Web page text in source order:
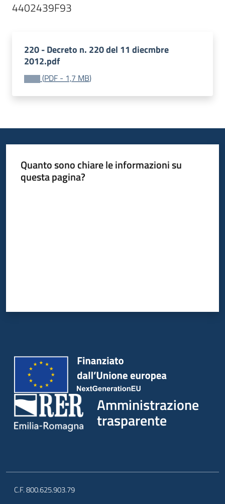
220 - Decreto n. 220 del 11 diecmbre
2012.pdf
(PDF - 1,7 MB)
Quanto sono chiare le informazioni su
questa pagina?
Amministrazione
trasparente
C.F. 800.625.903.79